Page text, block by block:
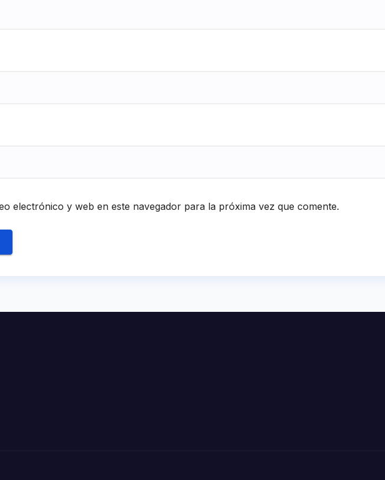
electrónico y web en este navegador para la próxima vez que comente.